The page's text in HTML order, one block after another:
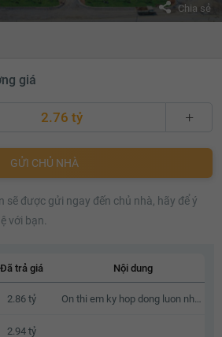
Chia sẻ
giá
2.76 tỷ
2.8 tỷ
2.86 tỷ
GỬI CHỦ NHÀ
sẽ được gửi ngay đến chủ nhà, hãy để ý
với bạn.
Đã trả giá Nội dung
2.86 tỷ
2.94 tỷ